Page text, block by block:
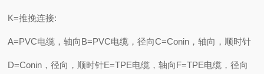
K=推挽连接:
A=PVC电缆，轴向B=PVC电缆，径向C=Conin，轴向，顺时针
D=Conin，径向，顺时针E=TPE电缆，轴向F=TPE电缆，径向